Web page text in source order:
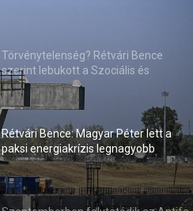
Törvénytelenség? Rétvári Bence
szerint lebukott a Szociális és
Családügyi Minisztérium
Rétvári Bence: Magyar Péter lett a
paksi energiakrízis legnagyobb
rémhírterjesztője (VIDEÓ)